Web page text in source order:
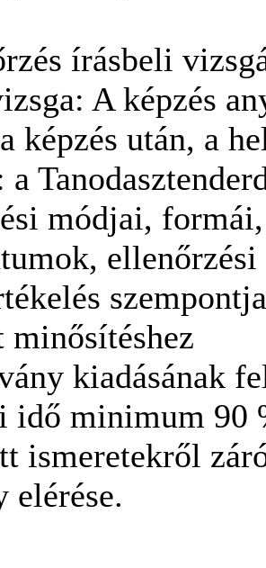
írásbeli
A képzés
képzés után, a
a
módjai,
ellenőrzési
kiadásának
idő minimum 90
ismeretekről
elérése.